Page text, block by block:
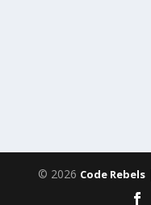
© 2026 Code Rebels